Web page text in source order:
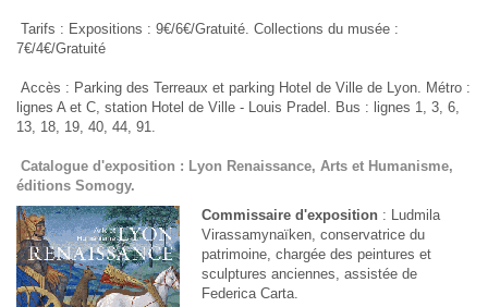
Tarifs : Expositions : 9€/6€/Gratuité. Collections du musée :
7€/4€/Gratuité
Accès : Parking des Terreaux et parking Hotel de Ville de Lyon. Métro :
lignes A et C, station Hotel de Ville - Louis Pradel. Bus : lignes 1, 3, 6,
13, 18, 19, 40, 44, 91.
Catalogue d'exposition : Lyon Renaissance, Arts et Humanisme,
éditions Somogy.
Commissaire d'exposition : Ludmila
Virassamynaïken, conservatrice du
patrimoine, chargée des peintures et
sculptures anciennes, assistée de
Federica Carta.